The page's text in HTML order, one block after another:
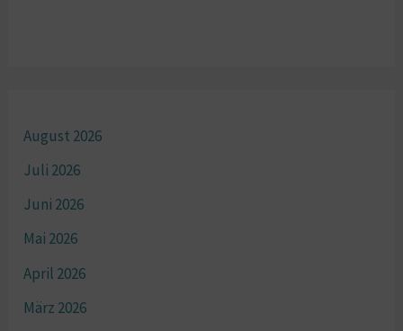
August 2026
Juli 2026
Juni 2026
Mai 2026
April 2026
März 2026